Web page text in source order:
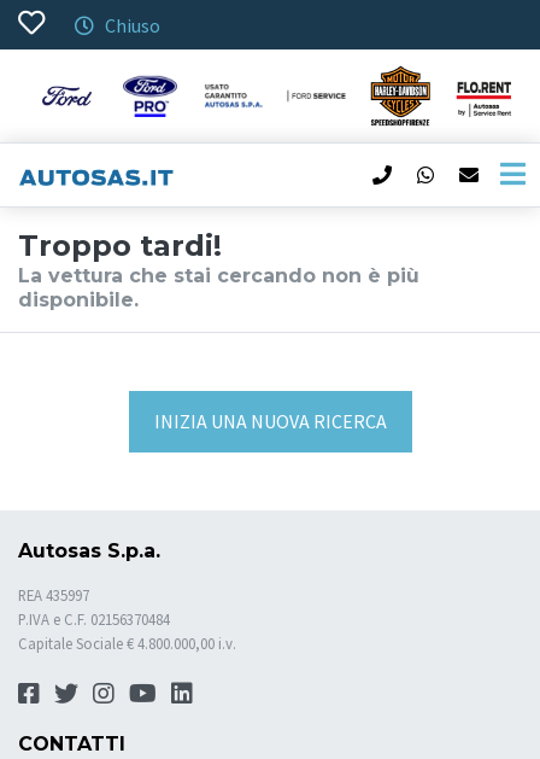
Chiuso
Troppo tardi!
La vettura che stai cercando non è più
disponibile.
INIZIA UNA NUOVA RICERCA
Autosas S.p.a.
REA 435997
P.IVA e C.F. 02156370484
Capitale Sociale € 4.800.000,00 i.v.
CONTATTI